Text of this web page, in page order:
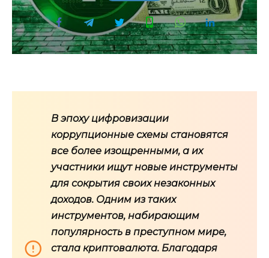
В эпоху цифровизации
коррупционные схемы становятся
все более изощренными, а их
участники ищут новые инструменты
для сокрытия своих незаконных
доходов. Одним из таких
инструментов, набирающим
популярность в преступном мире,
стала криптовалюта. Благодаря